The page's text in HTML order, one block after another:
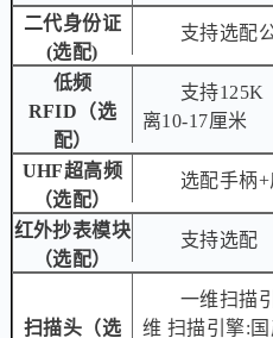
二代身份证
(选配)
支持选配
低频
RFID（选
配）
支持125K
离10-17厘米
UHF超高频
（选配）
选配手柄+
红外抄表模块
（选配）
支持选配
扫描头（选
一维扫描
维 扫描引擎: